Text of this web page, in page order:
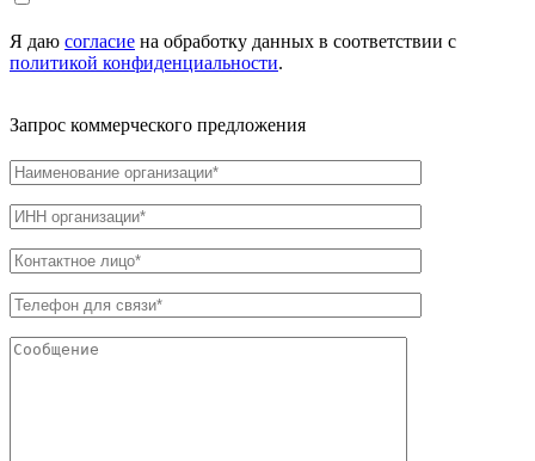
Я даю согласие на обработку данных в соответствии с
политикой конфиденциальности.
Запрос коммерческого предложения